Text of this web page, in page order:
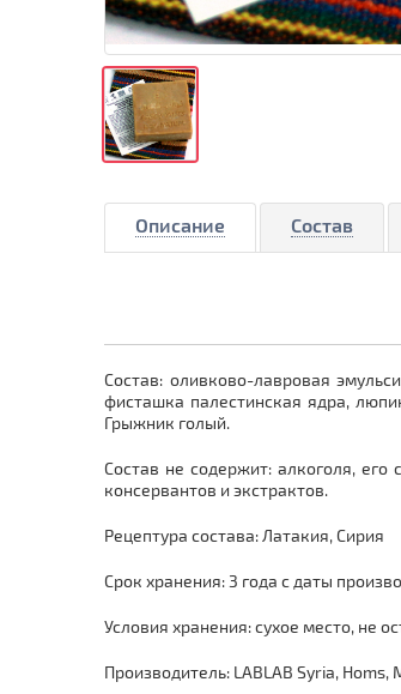
Описание Состав
Состав: оливково-лавровая
фисташка палестинская ядра,
Грыжник голый.
Состав не содержит: алкоголя, его
консервантов и экстрактов.
Рецептура состава: Латакия, Сирия
Срок хранения: 3 года с даты
Условия хранения: сухое место, не
Производитель: LABLAB Syria, Homs,